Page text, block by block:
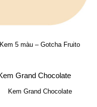
Kem 5 màu – Gotcha Fruito
Kem Grand Chocolate